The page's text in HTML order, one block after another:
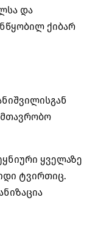
და
ქიბარ
ყველაზე
ტვირთიც.